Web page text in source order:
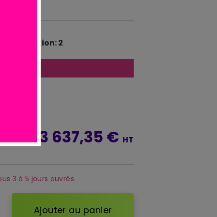
percolation: 2
3 637,35 € HT
3 à 5 jours ouvrés
Ajouter au panier